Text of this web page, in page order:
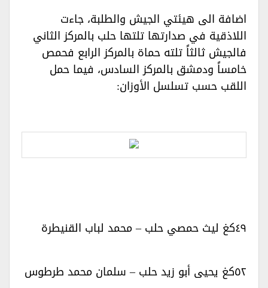
اضافة الى هيئتي الجيش والطلبة، جاءت
اللاذقية في صدارتها تلتها حلب بالمركز الثاني
فالجيش ثالثاً تلته حماة بالمركز الرابع فحمص
خامساً ودمشق بالمركز السادس، فيما حمل
اللقب حسب تسلسل الأوزان:‏‏
٤٩كغ ليث حمصي حلب – محمد لباب القنيطرة‏‏
٥٢كغ يحيى أبو زيد حلب – سلمان محمد طرطوس‏‏